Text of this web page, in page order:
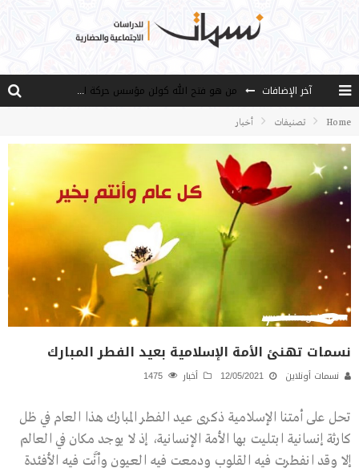
آخر الإضافات
من هو فتح الله كولن مؤسس حركة الخدمة؟
الأستاذ عالما عارفا حكيما
مصادر العلم وسببه
Home تصنيفات أخبار
نسمات تهنئ الأمة الإسلامية بعيد الفطر المبارك
نسمات أونلاين 12/05/2021 أخبار
تحل على أمتنا الإسلامية ذكرى عيد الفطر المبارك هذا العام في ظل
كارثة إنسانية ابتليت بها الأمة الإنسانية، إذ لا يوجد مكان في العالم
إلا وقد انفطرت فيه القلوب ودمعت فيه العيون وأنَّت فيه الأفئدة